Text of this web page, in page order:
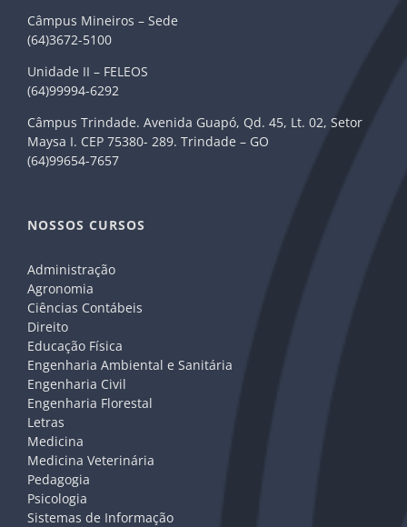
Câmpus Mineiros – Sede
(64)3672-5100
Unidade II – FELEOS
(64)99994-6292
Câmpus Trindade. Avenida Guapó, Qd. 45, Lt. 02, Setor
Maysa I. CEP 75380- 289. Trindade – GO
(64)99654-7657
NOSSOS CURSOS
Administração
Agronomia
Ciências Contábeis
Direito
Educação Física
Engenharia Ambiental e Sanitária
Engenharia Civil
Engenharia Florestal
Letras
Medicina
Medicina Veterinária
Pedagogia
Psicologia
Sistemas de Informação